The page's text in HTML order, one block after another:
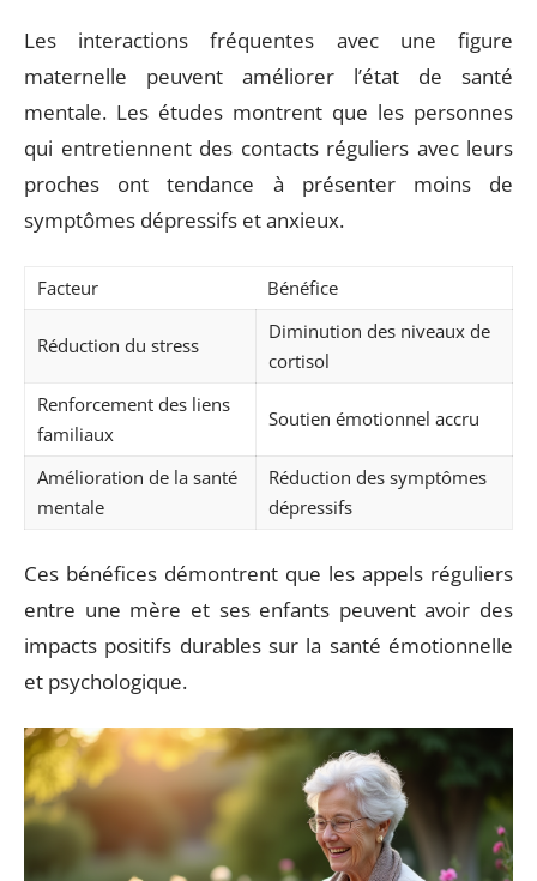
Les interactions fréquentes avec une figure
maternelle peuvent améliorer l’état de santé
mentale. Les études montrent que les personnes
qui entretiennent des contacts réguliers avec leurs
proches ont tendance à présenter moins de
symptômes dépressifs et anxieux.
Facteur Bénéfice
Réduction du stress
Diminution des niveaux de
cortisol
Renforcement des liens
familiaux
Soutien émotionnel accru
Amélioration de la santé
mentale
Réduction des symptômes
dépressifs
Ces bénéfices démontrent que les appels réguliers
entre une mère et ses enfants peuvent avoir des
impacts positifs durables sur la santé émotionnelle
et psychologique.